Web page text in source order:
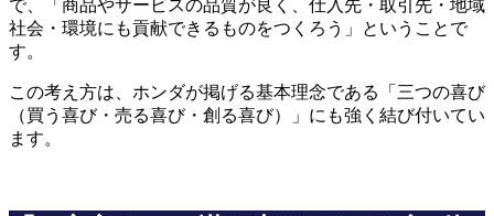
で、「商品やサービスの品質が良く、仕入先・取引先・地域
社会・環境にも貢献できるものをつくろう」ということで
す。
この考え方は、ホンダが掲げる基本理念である「三つの喜び
（買う喜び・売る喜び・創る喜び）」にも強く結び付いてい
ます。